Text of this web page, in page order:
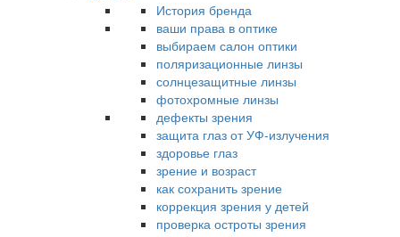
История бренда
ваши права в оптике
выбираем салон оптики
поляризационные линзы
солнцезащитные линзы
фотохромные линзы
дефекты зрения
защита глаз от УФ-излучения
здоровье глаз
зрение и возраст
как сохранить зрение
коррекция зрения у детей
проверка остроты зрения